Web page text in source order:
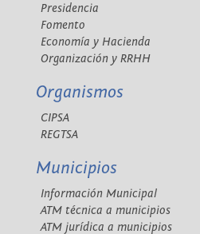
Presidencia
Fomento
Economía y Hacienda
Organización y RRHH
Organismos
CIPSA
REGTSA
Municipios
Información Municipal
ATM técnica a municipios
ATM jurídica a municipios